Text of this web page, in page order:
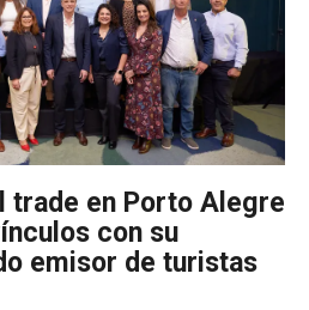
trade en Porto Alegre
con su
emisor de turistas